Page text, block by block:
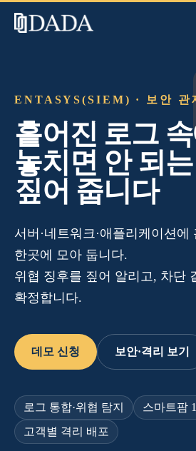
ENTASYS(SIEM) · 보안 관
흩어진 로그
놓치면 안 되
짚어 줍니다
서버·네트워크·애플리케이션에
한곳에 모아 둡니다.
위협 징후를 짚어 알리고, 차단
확정합니다.
데모 신청 보안·격리 보기
로그 통합·위협 탐지
스마트팜
고객별 격리 배포